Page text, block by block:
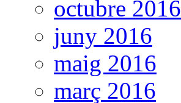
octubre 2016
juny 2016
maig 2016
març 2016